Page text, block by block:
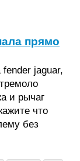
прямо
jaguar,
и рычаг
что
без